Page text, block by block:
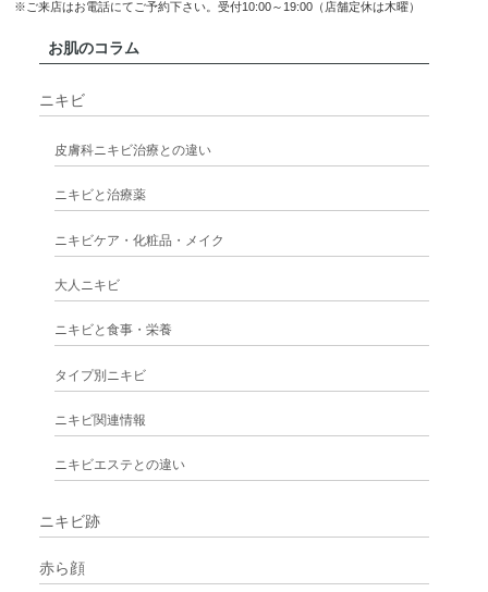
※ご来店はお電話にてご予約下さい。受付10:00～19:00（店舗定休は木曜）
お肌のコラム
ニキビ
皮膚科ニキビ治療との違い
ニキビと治療薬
ニキビケア・化粧品・メイク
大人ニキビ
ニキビと食事・栄養
タイプ別ニキビ
ニキビ関連情報
ニキビエステとの違い
ニキビ跡
赤ら顔